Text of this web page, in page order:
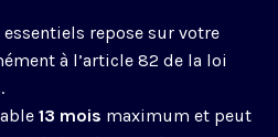
repose sur votre
à l’article 82 de la loi
13 mois maximum et peut